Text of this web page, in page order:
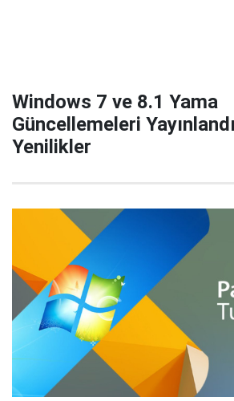
Windows 7 ve 8.1 Yama
Güncellemeleri
Yenilikler